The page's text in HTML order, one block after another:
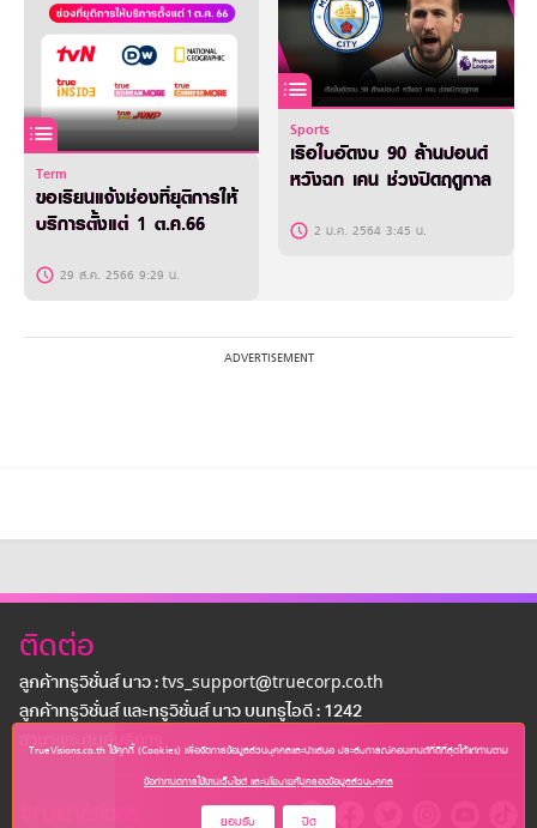
Term
ขอเรียนแจ้งช่องที่ยุติการให้
บริการตั้งแต่ 1 ต.ค.66
29 ส.ค. 2566 9:29 น.
Sports
เรือใบอัดงบ 90 ล้านปอนด์
หวังฉก เคน ช่วงปิดฤดูกาล
2 ม.ค. 2564 3:45 น.
ติดต่อ
ลูกค้าทรูวิชั่นส์ นาว : tvs_support@truecorp.co.th
ลูกค้าทรูวิชั่นส์ และทรูวิชั่นส์ นาว บนทรูไอดี : 1242
สาขาเเละศูนย์บริการ
TrueVisions.co.th ใช้คุกกี้ (Cookies) เพื่อจัดการข้อมูลส่วนบุคคลและนำเสนอ ประสบการณ์คอนเทนต์ที่ดีที่สุดให้แก่ท่านตาม
ข้อกำหนดการใช้งานเว็บไซต์ และนโยบายคุ้มครองข้อมูลส่วนบุคคล
ยอมรับ ปิด